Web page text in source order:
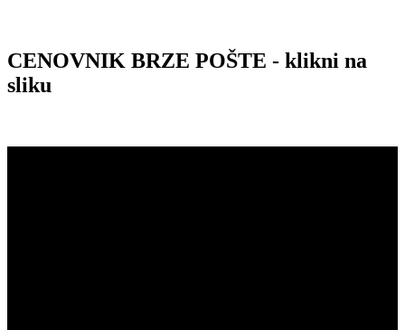
CENOVNIK BRZE POŠTE - klikni na
sliku